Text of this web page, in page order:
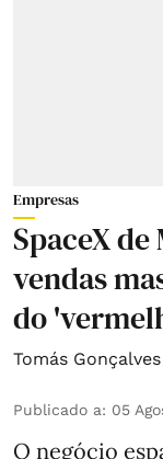
Empresas
SpaceX
vendas
do
Tomás
Publicado a: 05
O negócio